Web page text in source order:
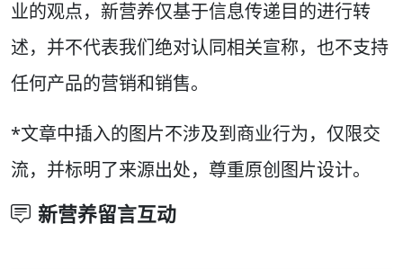
业的观点，新营养仅基于信息传递目的进行转
述，并不代表我们绝对认同相关宣称，也不支持
任何产品的营销和销售。
*文章中插入的图片不涉及到商业行为，仅限交
流，并标明了来源出处，尊重原创图片设计。
新营养留言互动